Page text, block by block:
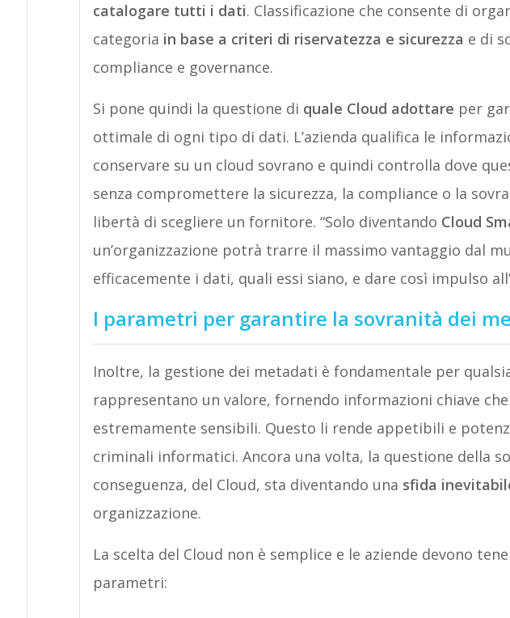
catalogare tutti i dati. Classificazione che consente di
categoria in base a criteri di riservatezza e sicurezza e di
compliance e governance.
Si pone quindi la questione di quale Cloud adottare per
ottimale di ogni tipo di dati. L’azienda qualifica le
conservare su un cloud sovrano e quindi controlla dove
senza compromettere la sicurezza, la compliance o la
libertà di scegliere un fornitore. “Solo diventando Cloud
un’organizzazione potrà trarre il massimo vantaggio dal
efficacemente i dati, quali essi siano, e dare così impulso
I parametri per garantire la sovranità dei
Inoltre, la gestione dei metadati è fondamentale per
rappresentano un valore, fornendo informazioni chiave
estremamente sensibili. Questo li rende appetibili e
criminali informatici. Ancora una volta, la questione della
conseguenza, del Cloud, sta diventando una sfida
organizzazione.
La scelta del Cloud non è semplice e le aziende devono
parametri: